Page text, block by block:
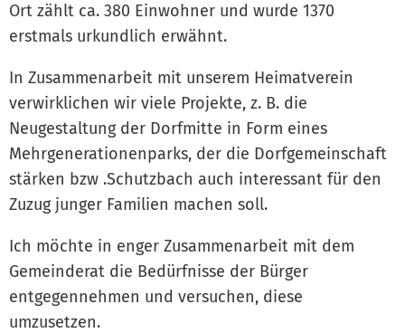
Ort zählt ca. 380 Einwohner und wurde 1370
erstmals urkundlich erwähnt.
In Zusammenarbeit mit unserem Heimatverein
verwirklichen wir viele Projekte, z. B. die
Neugestaltung der Dorfmitte in Form eines
Mehrgenerationenparks, der die Dorfgemeinschaft
stärken bzw .Schutzbach auch interessant für den
Zuzug junger Familien machen soll.
Ich möchte in enger Zusammenarbeit mit dem
Gemeinderat die Bedürfnisse der Bürger
entgegennehmen und versuchen, diese
umzusetzen.